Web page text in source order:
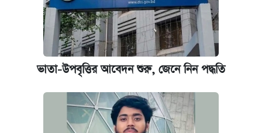
কবে শুরু হচ্ছে ঢাবির ভর্তি আবেদন, জানাল কর্তৃপক্ষ
নবম পে স্কেল বাস্তবায়ন চূড়ান্ত পর্যায়ে, যা জানালেন
অর্থমন্ত্রী
জুলাই স্মৃতি জাদুঘরে যেতে টিকিট কাটবেন যেভাবে
ভাতা-উপবৃত্তির আবেদন শুরু, জেনে নিন পদ্ধতি